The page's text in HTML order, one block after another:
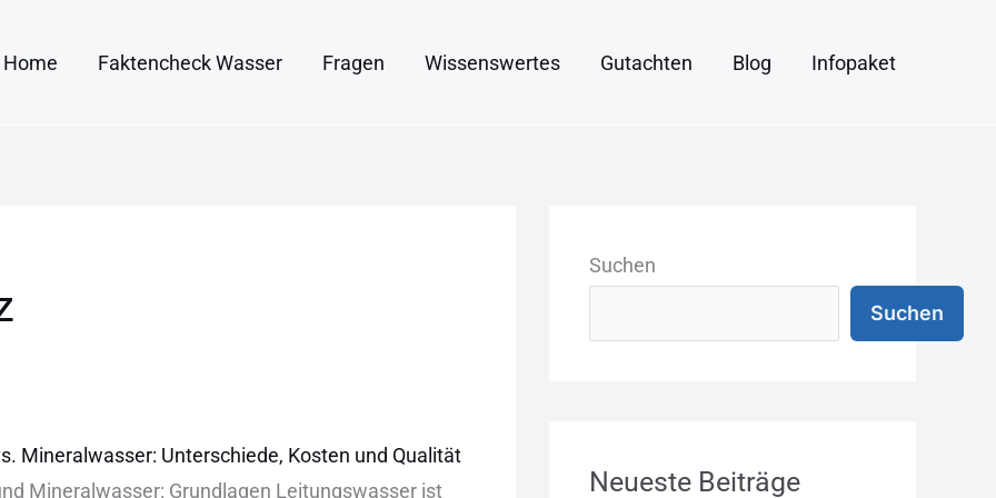
Home Faktencheck Wasser Fragen Wissenswertes Gutachten Blog Infopaket
Mineralwasser: Unterschiede, Kosten und Qualität
Min︇eralwasser: Gru︇ndlagen Lei︇tungswasser ist︇
Suchen
Suchen
Neueste Beiträge
a
e